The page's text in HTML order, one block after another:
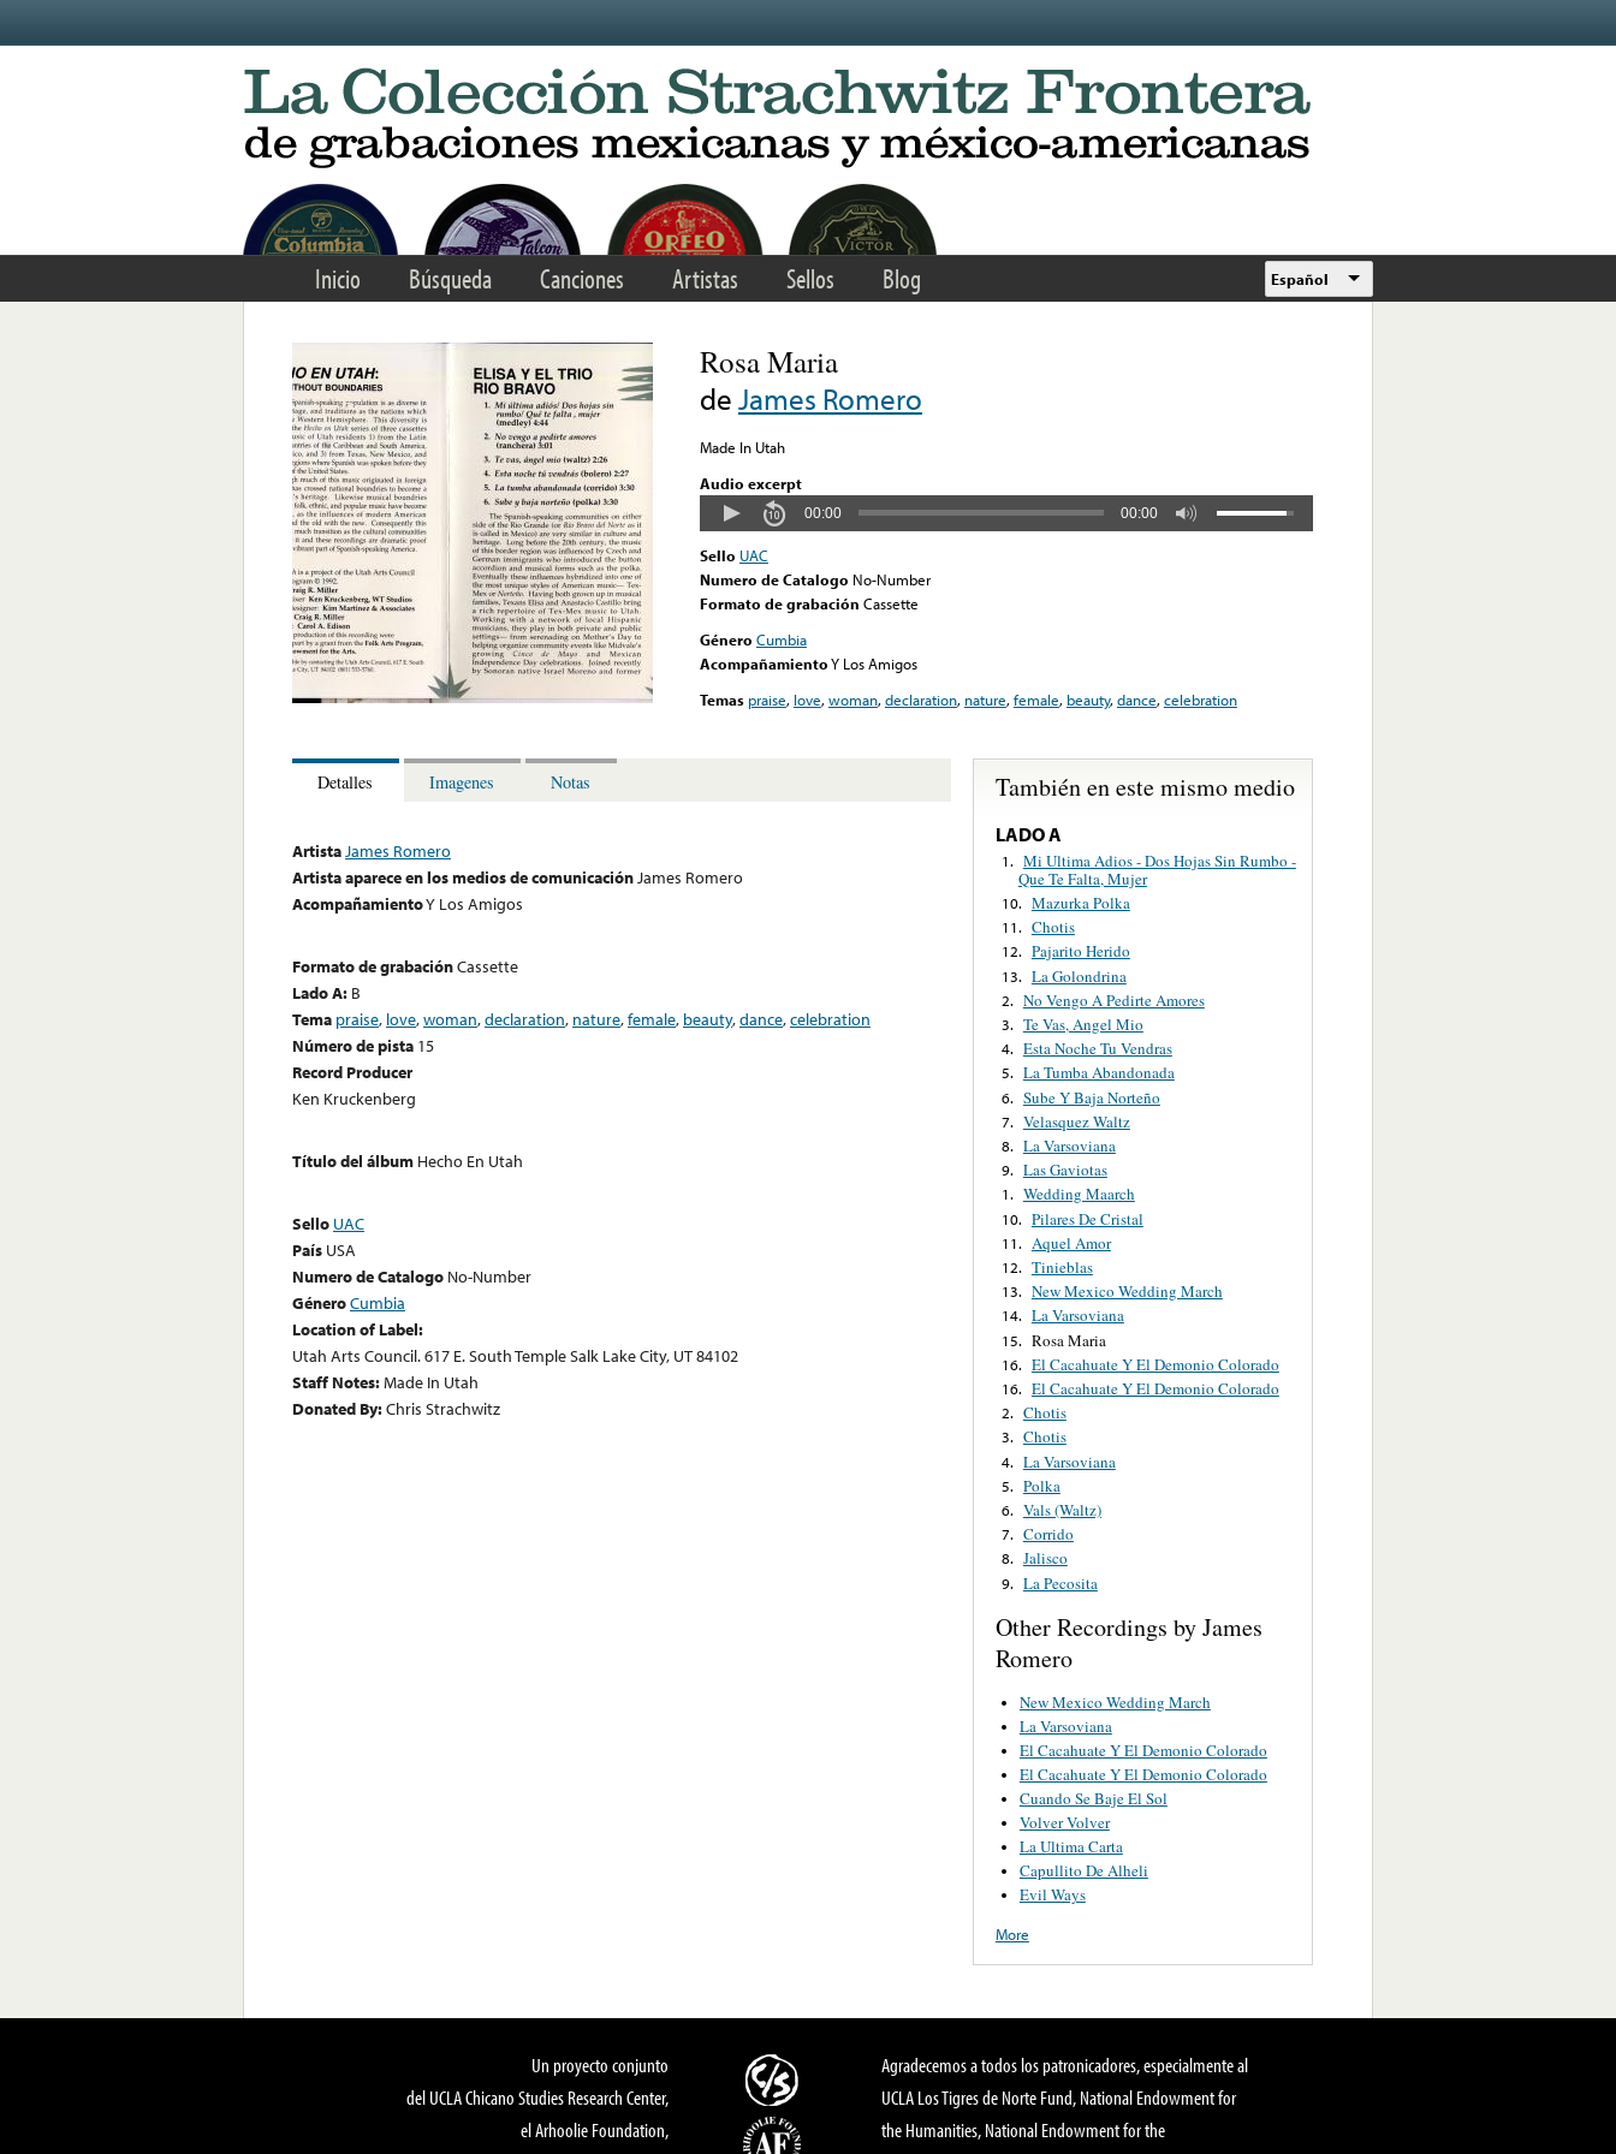
Inicio Búsqueda Canciones Artistas Sellos Blog Español
Rosa Maria
deJames Romero
Made In Utah
Audio excerpt
00:00 00:00
Sello UAC
Numero de Catalogo No-Number
Formato de grabación Cassette
Género Cumbia
AcompañamientoY Los Amigos
Temas praise, love,woman,declaration, nature,female, beauty,dance,celebration
Detalles Imagenes Notas
ArtistaJames Romero
Artista aparece en los medios de comunicaciónJames Romero
AcompañamientoY Los Amigos
Formato de grabaciónCassette
Lado A: B
Tema praise, love,woman,declaration, nature,female, beauty,dance,celebration
Número de pista 15
Record Producer
Ken Kruckenberg
Título del álbum Hecho En Utah
Sello UAC
País USA
Numero de Catalogo No-Number
GéneroCumbia
Location of Label:
Utah Arts Council. 617 E. South Temple Salk Lake City, UT 84102
Staff Notes:Made In Utah
Donated By:Chris Strachwitz
También en este mismo medio
LADO A
1. Mi Ultima Adios - Dos Hojas Sin Rumbo -
Que Te Falta, Mujer
10. Mazurka Polka
11. Chotis
12. Pajarito Herido
13. La Golondrina
2. No Vengo A Pedirte Amores
3. Te Vas, Angel Mio
4. Esta Noche Tu Vendras
5. La Tumba Abandonada
6. Sube Y Baja Norteño
7. Velasquez Waltz
8. La Varsoviana
9. Las Gaviotas
1. Wedding Maarch
10. Pilares De Cristal
11. Aquel Amor
12. Tinieblas
13. New Mexico Wedding March
14. La Varsoviana
15. Rosa Maria
16. El Cacahuate Y El Demonio Colorado
16. El Cacahuate Y El Demonio Colorado
2. Chotis
3. Chotis
4. La Varsoviana
5. Polka
6. Vals (Waltz)
7. Corrido
8. Jalisco
9. La Pecosita
Other Recordings by James
Romero
New Mexico Wedding March
La Varsoviana
El Cacahuate Y El Demonio Colorado
El Cacahuate Y El Demonio Colorado
Cuando Se Baje El Sol
Volver Volver
La Ultima Carta
Capullito De Alheli
Evil Ways
More
Un proyecto conjunto
del UCLA Chicano Studies Research Center,
el Arhoolie Foundation,
Agradecemos a todos los patronicadores, especialmente al
UCLA Los Tigres de Norte Fund, National Endowment for
the Humanities, National Endowment for the